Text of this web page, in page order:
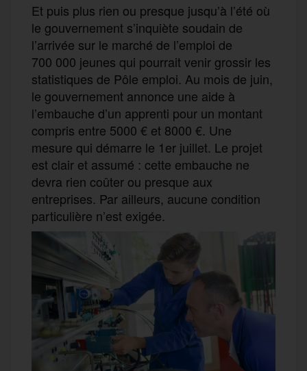
Et puis plus rien ou presque jusqu’à l’été où
le gouvernement s’inquiète soudain de
l’arrivée sur le marché de l’emploi de
700 000 jeunes qui pourrait venir grossir les
statistiques de Pôle emploi. Au mois de juin,
le gouvernement annonce une aide à
l’embauche d’un apprenti pour un montant
compris entre 5000 € et 8000 €. Une
mesure qui démarre le 1er juillet. Le projet
est clair et assumé : cette embauche ne
devra rien coûter ou presque aux
entreprises. Par ailleurs, aucune condition
particulière n’est exigée.